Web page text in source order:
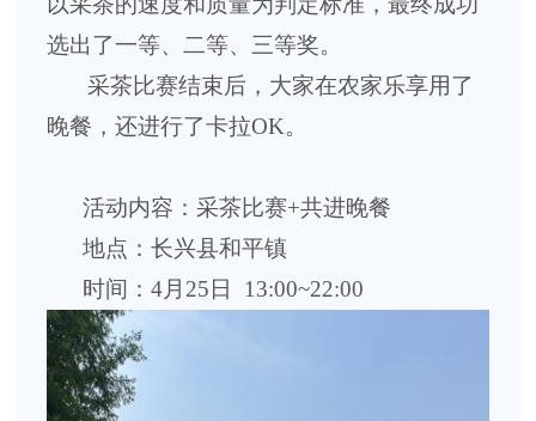
选出了一等、二等、三等奖。
采茶比赛结束后，大家在农家乐享用了
晚餐，还进行了卡拉OK。
活动内容：采茶比赛+共进晚餐
地点：长兴县和平镇
时间： 4月 25 日 13:00~22:00